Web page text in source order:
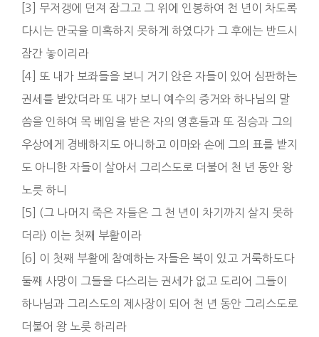
[3] 무저갱에 던져 잠그고 그 위에 인봉하여 천 년이 차도록
다시는 만국을 미혹하지 못하게 하였다가 그 후에는 반드시
잠간 놓이리라
[4] 또 내가 보좌들을 보니 거기 앉은 자들이 있어 심판하는
권세를 받았더라 또 내가 보니 예수의 증거와 하나님의 말
씀을 인하여 목 베임을 받은 자의 영혼들과 또 짐승과 그의
우상에게 경배하지도 아니하고 이마와 손에 그의 표를 받지
도 아니한 자들이 살아서 그리스도로 더불어 천 년 동안 왕
노릇 하니
[5] (그 나머지 죽은 자들은 그 천 년이 차기까지 살지 못하
더라) 이는 첫째 부활이라
[6] 이 첫째 부활에 참예하는 자들은 복이 있고 거룩하도다
둘째 사망이 그들을 다스리는 권세가 없고 도리어 그들이
하나님과 그리스도의 제사장이 되어 천 년 동안 그리스도로
더불어 왕 노릇 하리라